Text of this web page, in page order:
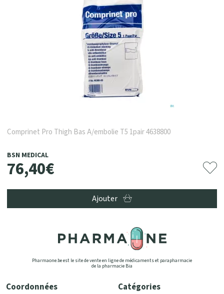
Comprinet Pro Thigh Bas A/embolie T5 1pair 4638800
BSN MEDICAL
76,40€
Ajouter
Pharmaone.be est le site de vente en ligne de médicaments et parapharmacie
de la pharmacie Bia
Coordonnées Catégories